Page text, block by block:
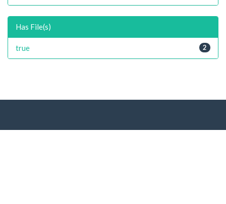
Has File(s)
2
true